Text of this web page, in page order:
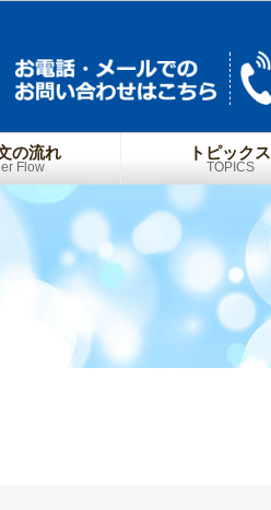
の流れ
Flow
トピックス
TOPICS